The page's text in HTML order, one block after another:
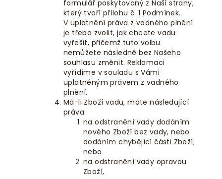
formulář poskytovaný z Naší strany,
který tvoří přílohu č. 1 Podmínek.
V uplatnění práva z vadného plnění
je třeba zvolit, jak chcete vadu
vyřešit, přičemž tuto volbu
nemůžete následně bez Našeho
souhlasu změnit. Reklamaci
vyřídíme v souladu s Vámi
uplatněným právem z vadného
plnění.
Má-li Zboží vadu, máte následující
práva:
na odstranění vady dodáním
nového Zboží bez vady, nebo
dodáním chybějící části Zboží;
nebo
na odstranění vady opravou
Zboží,